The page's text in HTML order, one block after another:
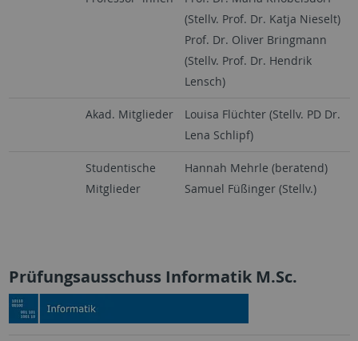
(Stellv. Prof. Dr. Katja Nieselt)
Prof. Dr. Oliver Bringmann
(Stellv. Prof. Dr. Hendrik
Lensch)
Akad. Mitglieder
Louisa Flüchter (Stellv. PD Dr.
Lena Schlipf)
Studentische
Mitglieder
Hannah Mehrle (beratend)
Samuel Füßinger (Stellv.)
Prüfungsausschuss Informatik M.Sc.